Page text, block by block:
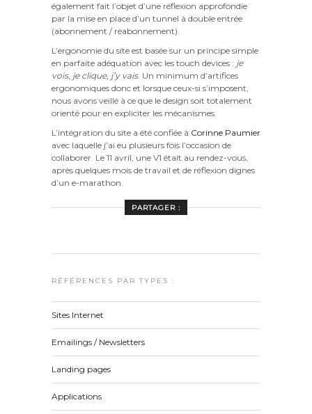
également fait l’objet d’une réflexion approfondie
par la mise en place d’un tunnel à double entrée
(abonnement / réabonnement).
L’ergonomie du site est basée sur un principe simple
en parfaite adéquation avec les touch devices : je
vois, je clique, j’y vais. Un minimum d’artifices
ergonomiques donc et lorsque ceux-si s’imposent,
nous avons veillé à ce que le design soit totalement
orienté pour en expliciter les mécanismes.
L’intégration du site a été confiée à Corinne Paumier
avec laquelle j’ai eu plusieurs fois l’occasion de
collaborer. Le 11 avril, une V1 était au rendez-vous,
après quelques mois de travail et de réflexion dignes
d’un e-marathon.
PARTAGER :
RÉFÉRENCES PAR TYPES :
Sites Internet
Emailings / Newsletters
Landing pages
Applications